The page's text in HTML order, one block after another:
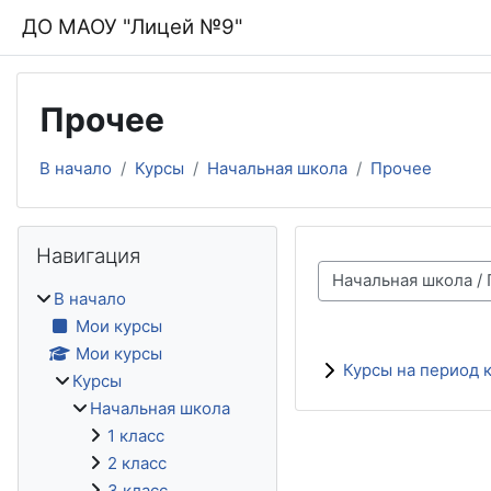
ДО МАОУ "Лицей №9"
Прочее
В начало Курсы Начальная школа Прочее
Категории курсов
Курсы на период
Блоки
Навигация
В начало
Мои курсы
Мои курсы
Курсы
Начальная школа
1 класс
2 класс